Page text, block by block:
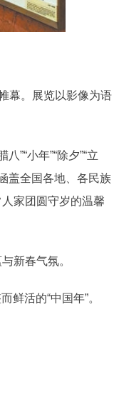
幕。展览以影像为语
小年”“除夕”“立
盖全国各地、各民族
家团圆守岁的温馨
新春气氛。
活的“中国年”。